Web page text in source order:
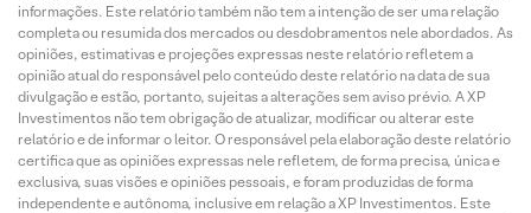
informações. Este relatório também não tem a intenção de ser uma relação
completa ou resumida dos mercados ou desdobramentos nele abordados. As
opiniões, estimativas e projeções expressas neste relatório refletem a
opinião atual do responsável pelo conteúdo deste relatório na data de sua
divulgação e estão, portanto, sujeitas a alterações sem aviso prévio. A XP
Investimentos não tem obrigação de atualizar, modificar ou alterar este
relatório e de informar o leitor. O responsável pela elaboração deste relatório
certifica que as opiniões expressas nele refletem, de forma precisa, única e
exclusiva, suas visões e opiniões pessoais, e foram produzidas de forma
independente e autônoma, inclusive em relação a XP Investimentos. Este